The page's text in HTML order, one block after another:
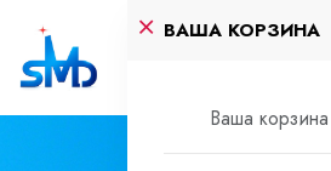
ВАША КОРЗИНА
Ваша корзина